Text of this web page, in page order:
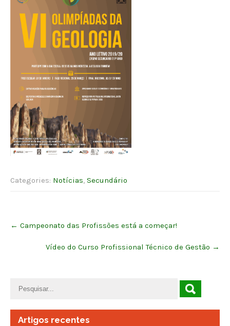
Categories: Notícias, Secundário
navigation
← Campeonato das Profissões está a começar!
Vídeo do Curso Profissional Técnico de Gestão →
Artigos recentes